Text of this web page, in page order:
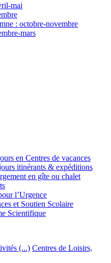
mai
: octobre-novembre
mars
en Centres de vacances
itinérants & expéditions
en gîte ou chalet
l’Urgence
et Soutien Scolaire
Scientifique
(...) Centres de Loisirs,